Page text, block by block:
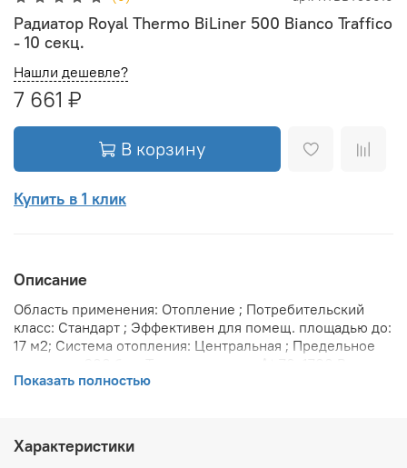
Радиатор Royal Thermo BiLiner 500 Bianco Traffico
- 10 секц.
Нашли дешевле?
7 661 ₽
В корзину
Купить в 1 клик
Описание
Область применения: Отопление ; Потребительский
класс: Стандарт ; Эффективен для помещ. площадью до:
17 м2; Система отопления: Центральная ; Предельное
Теплоотдача при Δt 60: 1400 Вт; Теплоотдача при Δt 50:
теплоносителя: 110 °С; Межосевое расстояние: 500 мм;
Давление опрессовки: 45 бар; Объем воды в радиаторе:
Показать полностью
Характеристики